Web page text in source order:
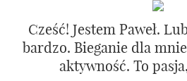
Cześć! Jestem Paweł.
bardzo. Bieganie dla
aktywność. To